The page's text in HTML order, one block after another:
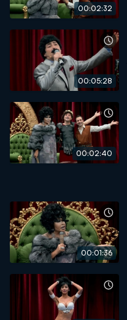
00:02:32
00:05:28
00:02:40
00:01:36